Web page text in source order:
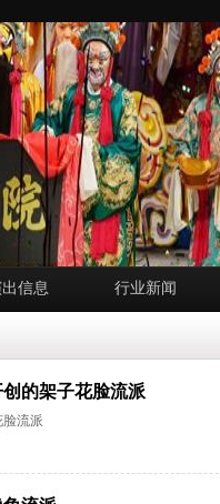
信息 行业新闻
的架子花脸流派
流派